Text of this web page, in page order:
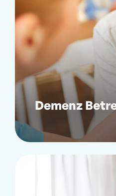
Demenz